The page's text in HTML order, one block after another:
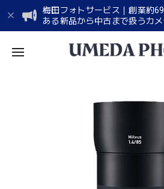
梅田フォトサービス｜創業約
ある新品から中古まで扱うカ